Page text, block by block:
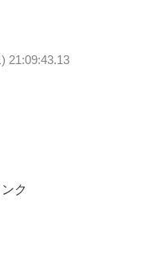
21:09:43.13
ク